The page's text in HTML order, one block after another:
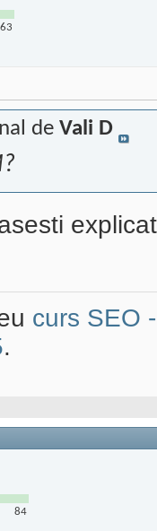
63
de Vali D
curs SEO
.
84